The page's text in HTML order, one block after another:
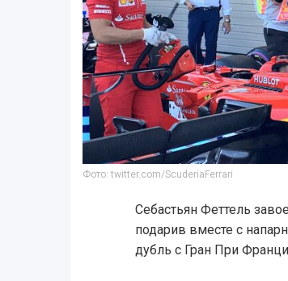
Фото: twitter.com/ScuderiaFerrari
Себастьян Феттель
подарив вместе с
дубль с Гран При